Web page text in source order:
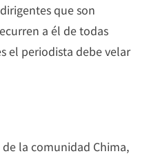
que son
a él de todas
el periodista debe velar
la comunidad Chima,